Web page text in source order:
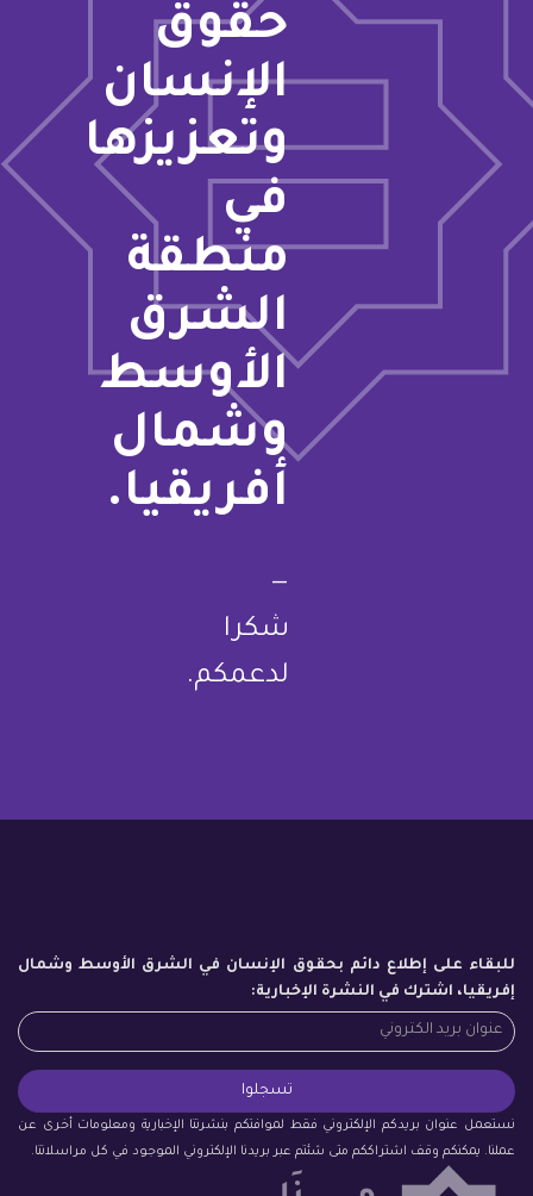
حقوق
الإنسان
وتعزيزها
في
منطقة
الشرق
الأوسط
وشمال
أفريقيا.
—
شكرا
لدعمكم.
للبقاء على إطلاع دائم بحقوق الإنسان في الشرق الأوسط وشمال
إفريقيا، اشترك في النشرة الإخبارية:
نستعمل عنوان بريدكم الإلكتروني فقط لموافتكم بنشرتنا الإخبارية ومعلومات أخرى عن
عملنا. يمكنكم وقف اشتراككم متى شئتم عبر بريدنا الإلكتروني الموجود في كل مراسلاتنا.